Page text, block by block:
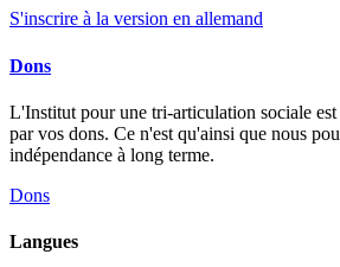
S'inscrire à la version en allemand
Dons
L'Institut pour une tri-articulation sociale
par vos dons. Ce n'est qu'ainsi que nous
indépendance à long terme.
Dons
Langues